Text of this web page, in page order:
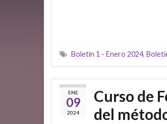
Boletín 1 - Enero 2024,
ENE
09
2024
Curso de
del